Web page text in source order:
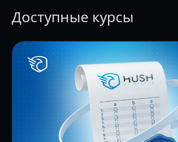
Доступные курсы